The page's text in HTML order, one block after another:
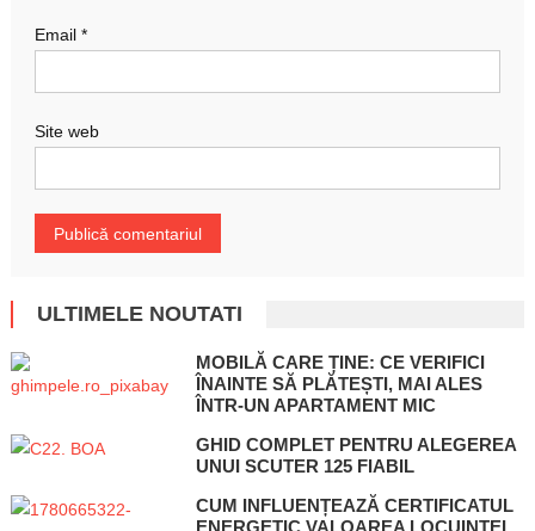
Email *
Site web
ULTIMELE NOUTATI
MOBILĂ CARE ȚINE: CE VERIFICI
ÎNAINTE SĂ PLĂTEȘTI, MAI ALES
ÎNTR-UN APARTAMENT MIC
GHID COMPLET PENTRU ALEGEREA
UNUI SCUTER 125 FIABIL
CUM INFLUENȚEAZĂ CERTIFICATUL
ENERGETIC VALOAREA LOCUINȚEI